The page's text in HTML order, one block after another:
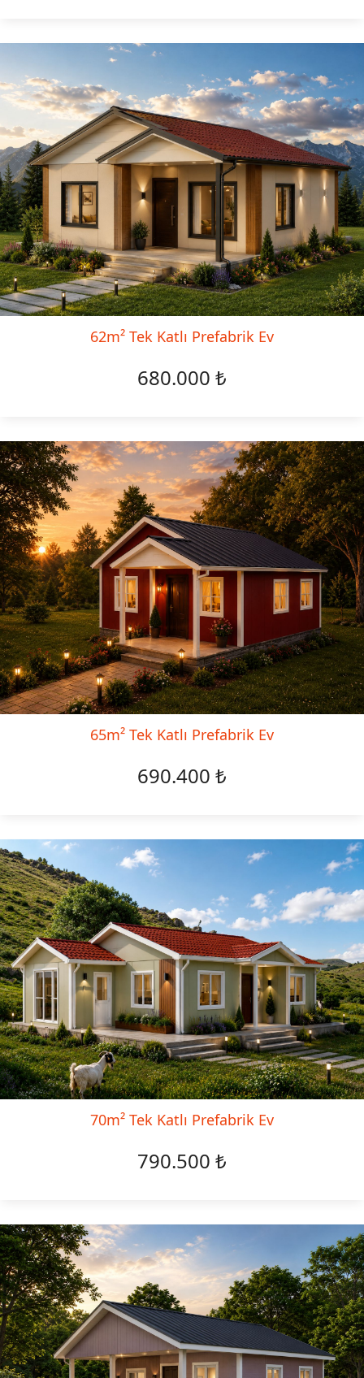
62m² Tek Katlı Prefabrik Ev
680.000 ₺
65m² Tek Katlı Prefabrik Ev
690.400 ₺
70m² Tek Katlı Prefabrik Ev
790.500 ₺